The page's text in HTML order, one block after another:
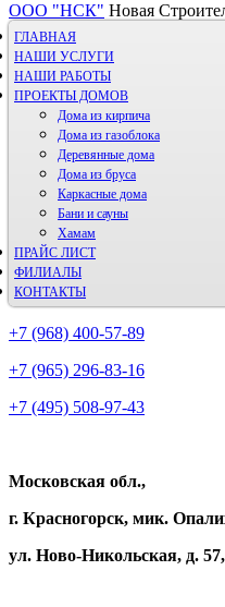
ООО "НСК" Новая
ГЛАВНАЯ
НАШИ УСЛУГИ
НАШИ РАБОТЫ
ПРОЕКТЫ ДОМОВ
Дома из кирпича
Дома из газoблока
Деревянные дома
Дома из бруса
Каркасные дома
Бани и сауны
Хамам
ПРАЙС ЛИСТ
ФИЛИАЛЫ
КОНТАКТЫ
+7 (968) 400-57-89
+7 (965) 296-83-16
+7 (495) 508-97-43
Московская обл.,
г. Красногорск, мик.
ул. Ново-Никольская, д.